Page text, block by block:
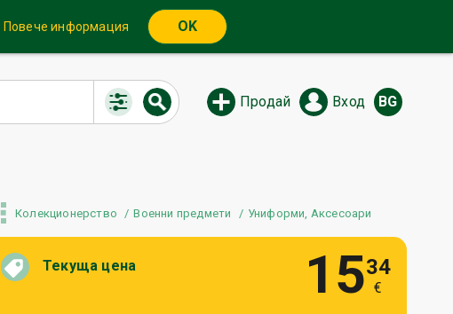
Повече информация OK
Продай Вход BG
Колекционерство Военни предмети Униформи, Аксесоари
Текуща цена 1534
€